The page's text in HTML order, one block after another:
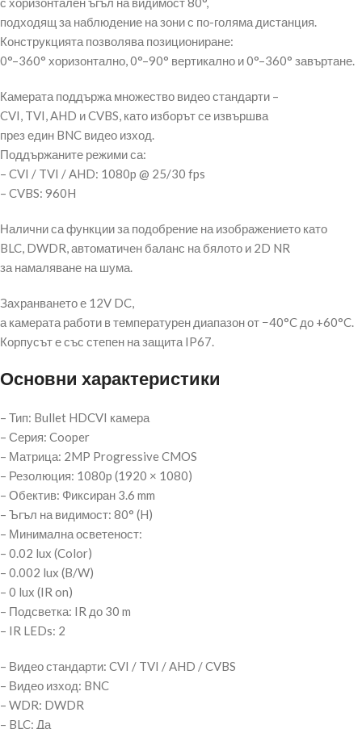
подходящ за наблюдение на зони с по-голяма дистанция.
Конструкцията позволява позициониране:
0°–360° хоризонтално, 0°–90° вертикално и 0°–360° завъртане.
Камерата поддържа множество видео стандарти –
CVI, TVI, AHD и CVBS, като изборът се извършва
през един BNC видео изход.
Поддържаните режими са:
– CVI / TVI / AHD: 1080p @ 25/30 fps
– CVBS: 960H
Налични са функции за подобрение на изображението като
BLC, DWDR, автоматичен баланс на бялото и 2D NR
за намаляване на шума.
Захранването е 12V DC,
а камерата работи в температурен диапазон от −40°C до +60°C.
Корпусът е със степен на защита IP67.
Основни характеристики
– Тип: Bullet HDCVI камера
– Серия: Cooper
– Матрица: 2MP Progressive CMOS
– Резолюция: 1080p (1920 × 1080)
– Обектив: Фиксиран 3.6 mm
– Ъгъл на видимост: 80° (H)
– Минимална осветеност:
– 0.02 lux (Color)
– 0.002 lux (B/W)
– 0 lux (IR on)
– Подсветка: IR до 30 m
– IR LEDs: 2
– Видео стандарти: CVI / TVI / AHD / CVBS
– Видео изход: BNC
– WDR: DWDR
– BLC: Да